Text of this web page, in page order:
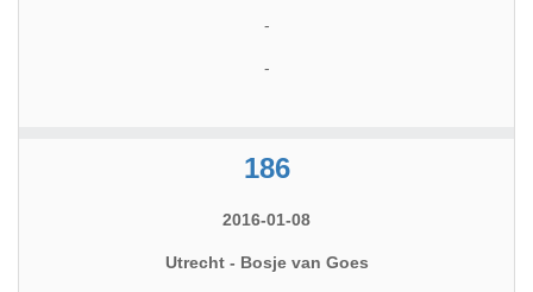
-
-
186
2016-01-08
Utrecht - Bosje van Goes